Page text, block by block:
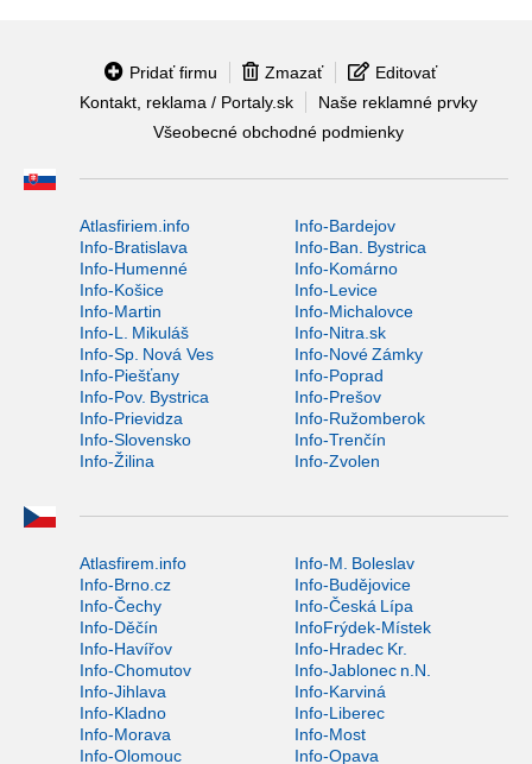
Pridať firmu Zmazať
Editovať
Kontakt, reklama / Portaly.sk
Naše reklamné prvky
Všeobecné obchodné podmienky
Atlasfiriem.info
Info-Bardejov
Info-Bratislava
Info-Ban. Bystrica
Info-Humenné
Info-Komárno
Info-Košice
Info-Levice
Info-Martin
Info-Michalovce
Info-L. Mikuláš
Info-Nitra.sk
Info-Sp. Nová Ves
Info-Nové Zámky
Info-Piešťany
Info-Poprad
Info-Pov. Bystrica
Info-Prešov
Info-Prievidza
Info-Ružomberok
Info-Slovensko
Info-Trenčín
Info-Žilina
Info-Zvolen
Atlasfirem.info
Info-M. Boleslav
Info-Brno.cz
Info-Budějovice
Info-Čechy
Info-Česká Lípa
Info-Děčín
InfoFrýdek-Místek
Info-Havířov
Info-Hradec Kr.
Info-Chomutov
Info-Jablonec n.N.
Info-Jihlava
Info-Karviná
Info-Kladno
Info-Liberec
Info-Morava
Info-Most
Info-Olomouc
Info-Opava